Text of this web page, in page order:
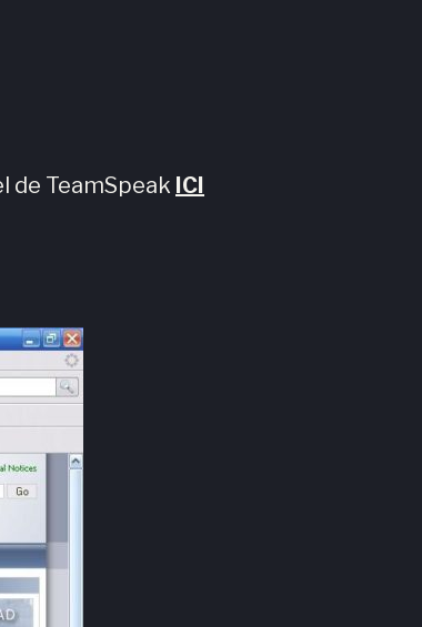
de TeamSpeak ICI